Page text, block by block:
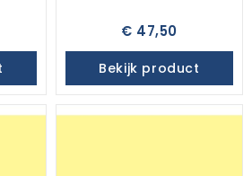
€ 47,50
Bekijk product